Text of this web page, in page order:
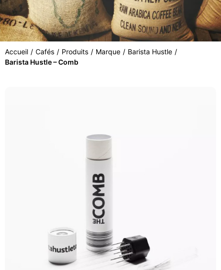
Accueil / Cafés / Produits / Marque / Barista Hustle /
Barista Hustle – Comb